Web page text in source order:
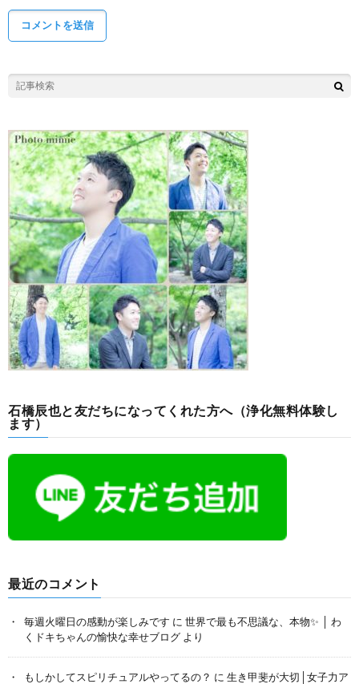
石橋辰也と友だちになってくれた方へ（浄化無料体験し
ます）
最近のコメント
毎週火曜日の感動が楽しみです に 世界で最も不思議な、本物✨ │ わ
くドキちゃんの愉快な幸せブログ より
もしかしてスピリチュアルやってるの？ に 生き甲斐が大切│女子力ア